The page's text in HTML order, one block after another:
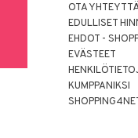
OTA
EDULLISET
EHDOT -
EVÄSTEET
KUMPPANIKSI